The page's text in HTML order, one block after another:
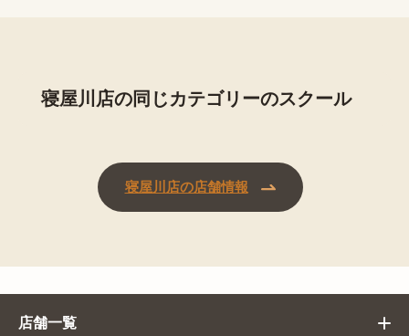
寝屋川店の同じカテゴリーのスクール
寝屋川店の店舗情報
店舗一覧